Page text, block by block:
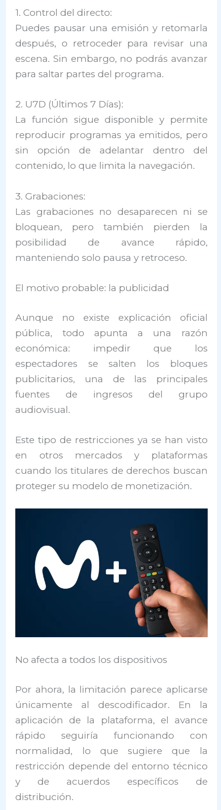
1. Control del directo:
Puedes pausar una emisión y retomarla
después, o retroceder para revisar una
escena. Sin embargo, no podrás avanzar
para saltar partes del programa.
2. U7D (Últimos 7 Días):
La función sigue disponible y permite
reproducir programas ya emitidos, pero
sin opción de adelantar dentro del
contenido, lo que limita la navegación.
3. Grabaciones:
Las grabaciones no desaparecen ni se
bloquean, pero también pierden la
posibilidad de avance rápido,
manteniendo solo pausa y retroceso.
El motivo probable: la publicidad
Aunque no existe explicación oficial
pública, todo apunta a una razón
económica: impedir que los
espectadores se salten los bloques
publicitarios, una de las principales
fuentes de ingresos del grupo
audiovisual.
Este tipo de restricciones ya se han visto
en otros mercados y plataformas
cuando los titulares de derechos buscan
proteger su modelo de monetización.
No afecta a todos los dispositivos
Por ahora, la limitación parece aplicarse
únicamente al descodificador. En la
aplicación de la plataforma, el avance
rápido seguiría funcionando con
normalidad, lo que sugiere que la
restricción depende del entorno técnico
y de acuerdos específicos de
distribución.